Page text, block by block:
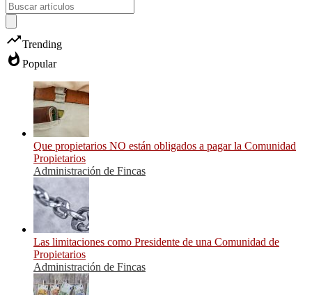
trending_upTrending
whatshot Popular
Que propietarios NO están obligados a pagar la Comunidad
Propietarios
Administración de Fincas
Las limitaciones como Presidente de una Comunidad de
Propietarios
Administración de Fincas